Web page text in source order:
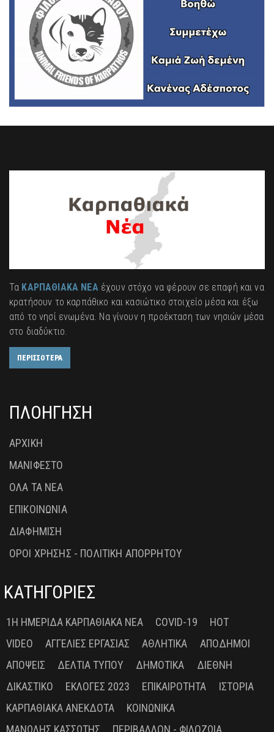
Τα ΚΑΡΠΑΘΙΑΚΑ ΝΕΑέχουν στόχο να φέρουν σε επαφή και να
κρατήσουν το καρπάθικο και κασιώτικο στοιχείο μέσα και έξω
από το νησί ενωμένα. Να γίνουν η προέκταση των νησιών μέσα
στο διαδύκτιο.
ΠΕΡΙΣΣΟΤΕΡΑ
ΠΛΟΗΓΗΣΗ
ΑΡΧΙΚΗ
ΜΑΝΙΦΕΣΤΟ
ΟΛΑ ΤΑ ΝΕΑ
ΕΠΙΚΟΙΝΩΝΙΑ
ΔΙΑΦΗΜΙΣΗ
ΟΡΟΙ ΧΡΗΣΗΣ - ΠΟΛΙΤΙΚΗ ΑΠΟΡΡΗΤΟΥ
ΚΑΤΗΓΟΡΙΕΣ
1Η ΗΜΕΡΊΔΑ ΚΑΡΠΑΘΙΑΚΆ ΝΈΑ COVID-19
HOT
VIDEO
ΑΓΓΕΛΊΕΣ ΕΡΓΑΣΊΑΣ ΑΘΛΗΤΙΚΆ
ΑΠΌΔΗΜΟΙ
ΑΠΌΨΕΙΣ
ΔΕΛΤΊΑ ΤΎΠΟΥ ΔΗΜΟΤΙΚΆ
ΔΙΕΘΝΉ
ΔΙΚΑΣΤΙΚΌ
ΕΚΛΟΓΈΣ 2023 ΕΠΙΚΑΙΡΌΤΗΤΑ
ΙΣΤΟΡΊΑ
ΚΑΡΠΑΘΙΑΚΆ ΑΝΈΚΔΟΤΑ
ΚΟΙΝΩΝΙΚΆ